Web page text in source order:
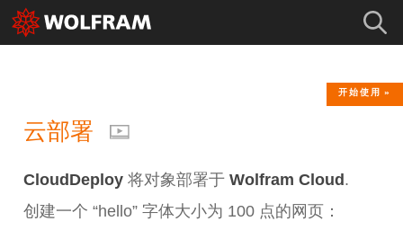
开始使用
云部署
CloudDeploy 将对象部署于 Wolfram Cloud .
创建一个 “hello” 字体大小为 100 点的网页：